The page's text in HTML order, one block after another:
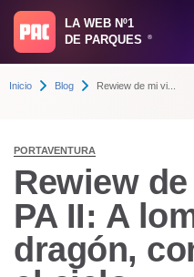
LA WEB Nº1
DE PARQUES
®
Inicio Blog Rewiew de mi vi...
PORTAVENTURA
Rewiew
PA II: A
dragón,